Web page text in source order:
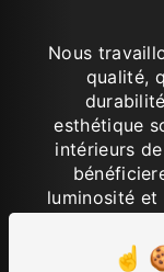
Nous
qualité,
esthétique
intérieurs
luminosité
Pour